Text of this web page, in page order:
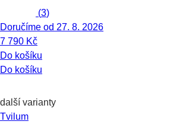
(3)
Doručíme od 27. 8. 2026
7 790 Kč
Do košíku
Do košíku
další varianty
Tvilum